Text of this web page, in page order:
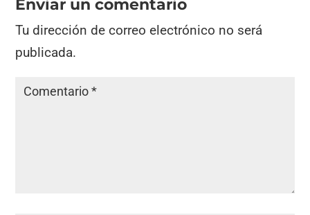
Enviar un comentario
Tu dirección de correo electrónico no será
publicada.